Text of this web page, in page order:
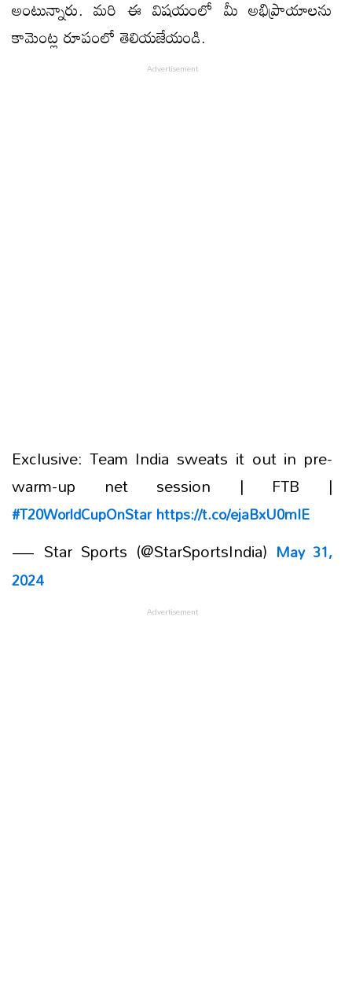
అంటున్నారు. మరి ఈ విషయంలో మీ అభిప్రాయాలను
కామెంట్ల రూపంలో తెలియజేయండి.
Exclusive: Team India sweats it out in pre-
warm-up net session | FTB |
#T20WorldCupOnStarhttps://t.co/ejaBxU0mIE
— Star Sports (@StarSportsIndia) May 31,
2024